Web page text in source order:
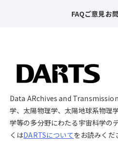
FAQご意見お
Data ARchives and
学、太陽物理学、太陽地球系物理
学等の多分野にわたる宇宙科学の
くはDARTSについてをお読みくだ